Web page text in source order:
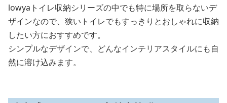
lowyaトイレ収納シリーズの中でも特に場所を取らないデ
ザインなので、狭いトイレでもすっきりとおしゃれに収納
したい方におすすめです。
シンプルなデザインで、どんなインテリアスタイルにも自
然に溶け込みます。